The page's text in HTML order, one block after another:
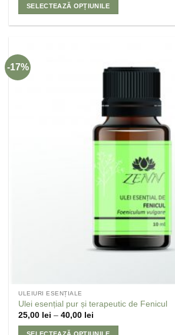
SELECTEAZĂ OPȚIUNILE
-17%
ULEIURI ESENȚIALE
Ulei esențial pur și terapeutic de Fenicul
25,00 lei –40,00 lei